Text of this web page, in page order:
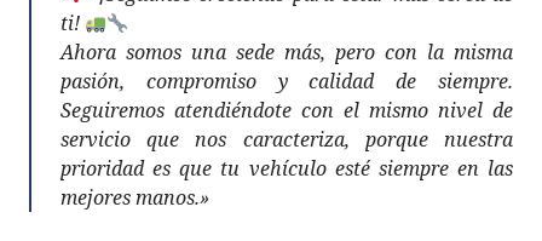
ti!
Ahora somos una sede más, pero con la misma
pasión, compromiso y calidad de siempre.
Seguiremos atendiéndote con el mismo nivel de
servicio que nos caracteriza, porque nuestra
prioridad es que tu vehículo esté siempre en las
mejores manos.»